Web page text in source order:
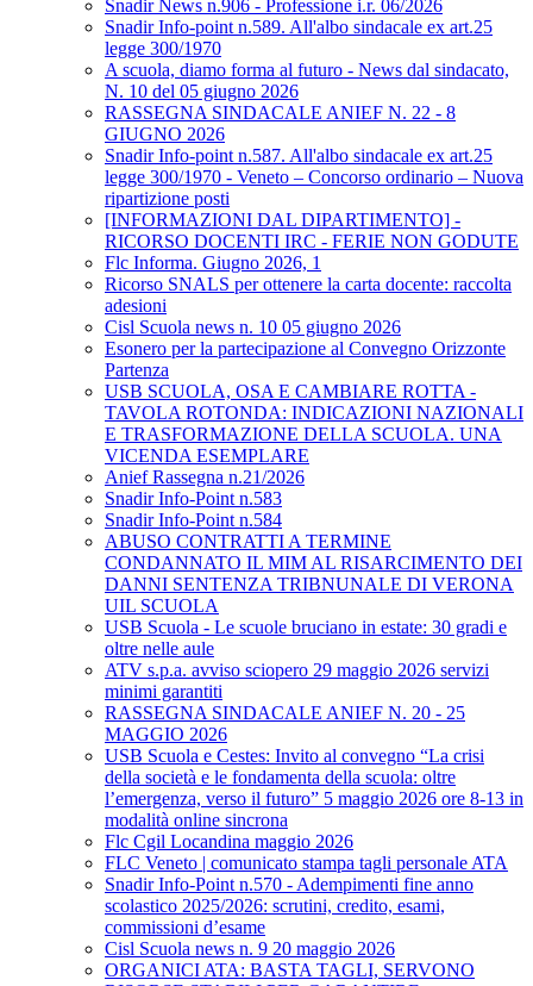
Snadir News n.906 - Professione i.r. 06/2026
Snadir Info-point n.589. All'albo sindacale ex art.25
legge 300/1970
A scuola, diamo forma al futuro - News dal sindacato,
N. 10 del 05 giugno 2026
RASSEGNA SINDACALE ANIEF N. 22 - 8
GIUGNO 2026
Snadir Info-point n.587. All'albo sindacale ex art.25
legge 300/1970 - Veneto – Concorso ordinario – Nuova
ripartizione posti
[INFORMAZIONI DAL DIPARTIMENTO] -
RICORSO DOCENTI IRC - FERIE NON GODUTE
Flc Informa. Giugno 2026, 1
Ricorso SNALS per ottenere la carta docente: raccolta
adesioni
Cisl Scuola news n. 10 05 giugno 2026
Esonero per la partecipazione al Convegno Orizzonte
Partenza
USB SCUOLA, OSA E CAMBIARE ROTTA -
TAVOLA ROTONDA: INDICAZIONI NAZIONALI
E TRASFORMAZIONE DELLA SCUOLA. UNA
VICENDA ESEMPLARE
Anief Rassegna n.21/2026
Snadir Info-Point n.583
Snadir Info-Point n.584
ABUSO CONTRATTI A TERMINE
CONDANNATO IL MIM AL RISARCIMENTO DEI
DANNI SENTENZA TRIBNUNALE DI VERONA
UIL SCUOLA
USB Scuola - Le scuole bruciano in estate: 30 gradi e
oltre nelle aule
ATV s.p.a. avviso sciopero 29 maggio 2026 servizi
minimi garantiti
RASSEGNA SINDACALE ANIEF N. 20 - 25
MAGGIO 2026
USB Scuola e Cestes: Invito al convegno “La crisi
della società e le fondamenta della scuola: oltre
l’emergenza, verso il futuro” 5 maggio 2026 ore 8-13 in
modalità online sincrona
Flc Cgil Locandina maggio 2026
FLC Veneto | comunicato stampa tagli personale ATA
Snadir Info-Point n.570 - Adempimenti fine anno
scolastico 2025/2026: scrutini, credito, esami,
commissioni d’esame
Cisl Scuola news n. 9 20 maggio 2026
ORGANICI ATA: BASTA TAGLI, SERVONO